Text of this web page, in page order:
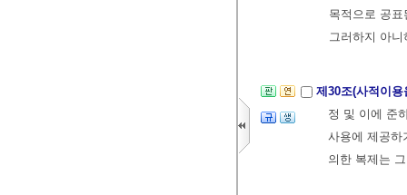
목적으로 공
그러하지 아
제30조(사적이
정 및 이에 준
사용에 제공
의한 복제는